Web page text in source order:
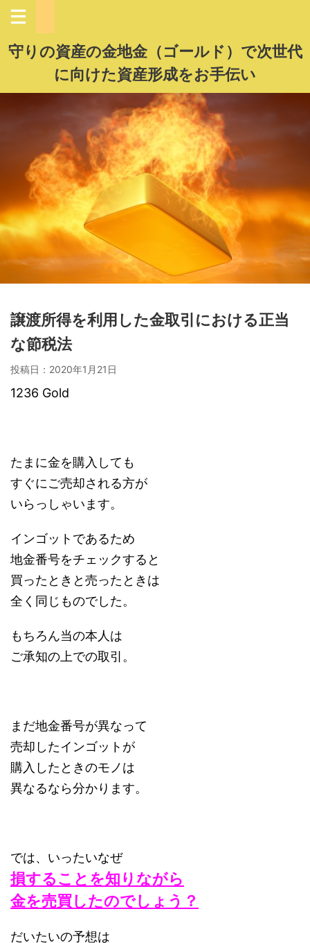
守りの資産の金地金（ゴールド）で次世代
に向けた資産形成をお手伝い
譲渡所得を利用した金取引における正当
な節税法
投稿日： 2020年1月21日
1236 Gold
たまに金を購入しても
すぐにご売却される方が
いらっしゃいます。
インゴットであるため
地金番号をチェックすると
買ったときと売ったときは
全く同じものでした。
もちろん当の本人は
ご承知の上での取引。
まだ地金番号が異なって
売却したインゴットが
購入したときのモノは
異なるなら分かります。
では、いったいなぜ
損することを知りながら
金を売買したのでしょう？
だいたいの予想は